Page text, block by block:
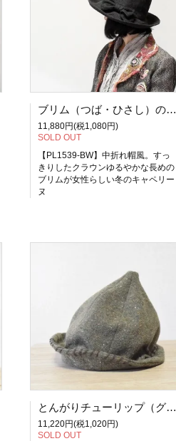
ブリム（つば・ひさし）の長い大人の女性のための冬のキャペリーヌーリボンキャペリーヌ（秋冬の帽子 レディース帽子 サイズ調整OK PL1539BW)
11,880円(税1,080円)
SOLD OUT
【PL1539-BW】中折れ帽風。すっ
きりしたクラウンゆるやかな長めの
ブリムが女性らしい冬のキャペリー
ヌ
とんがりチューリップ（グリーン）【PL1613-GN】
11,220円(税1,020円)
SOLD OUT